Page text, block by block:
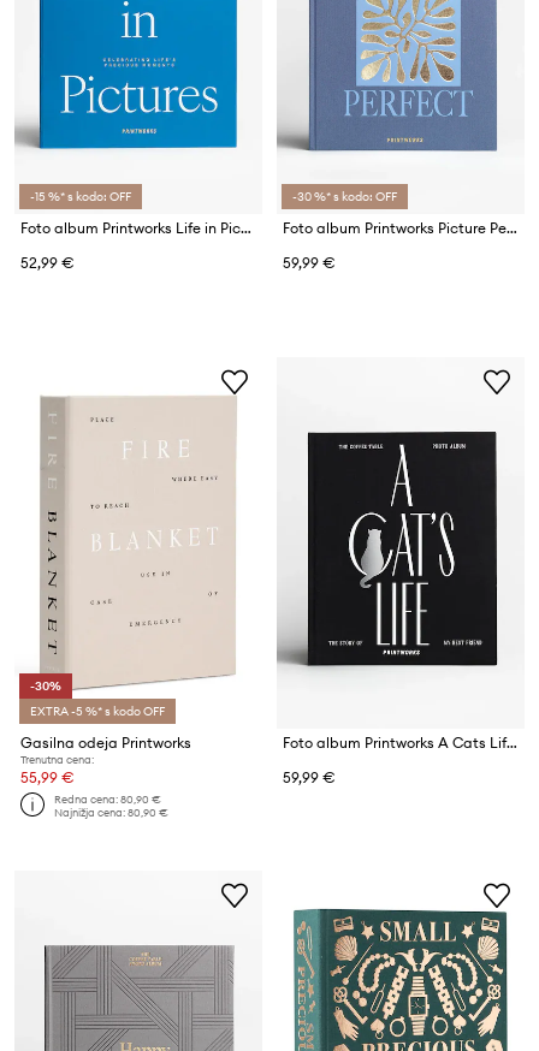
-15 %* s kodo: OFF
Foto album Printworks Life in Pictures
52,99 €
-30 %* s kodo: OFF
Foto album Printworks Picture Perfect
59,99 €
-30%
EXTRA -5 %* s kodo OFF
Gasilna odeja Printworks
Trenutna cena:
55,99 €
Redna cena:80,90 €
Najnižja cena:80,90 €
Foto album Printworks A Cats Life
59,99 €